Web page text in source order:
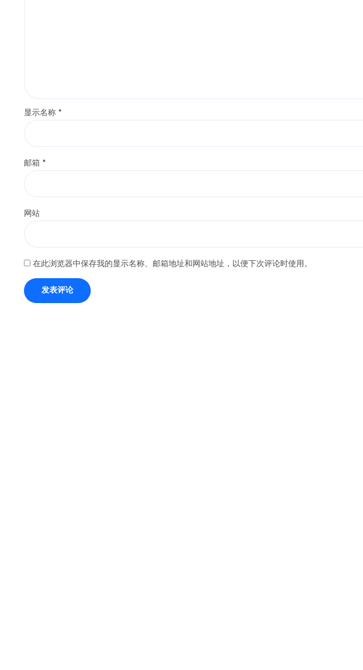
显示名称 *
邮箱 *
网站
在此浏览器中保存我的显示名称、邮箱地址和网站地址，以便下次评论时使用。